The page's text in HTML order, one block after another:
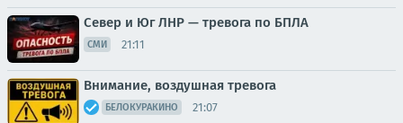
Север и Юг ЛНР — тревога по БПЛА
СМИ 21:11
Внимание, воздушная тревога
БЕЛОКУРАКИНО 21:07